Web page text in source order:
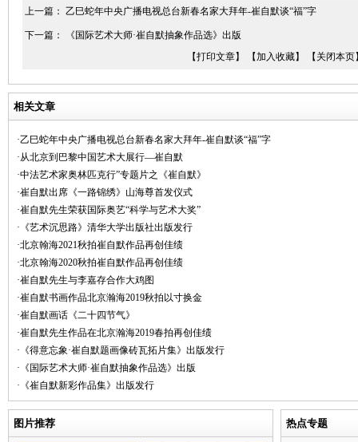
上一篇： 乙巳蛇年中央广播电视总台新春名家大拜年-崔自默谈“福”字
下一篇：
《国际艺术大师·崔自默抽象作品选》出版
【打印文章】
【加入收藏】 【关闭本页
相关文章
·乙巳蛇年中央广播电视总台新春名家大拜年-崔自默谈“福”字
·从北京到巴黎中国艺术大展行—崔自默
·中法艺术家奥林匹克行”专题片之《崔自默》
·崔自默出席《一路锦绣》山海尊首发仪式
·崔自默先生荣获国际奥艺“科学与艺术大奖”
·《艺术沉思路》清华大学出版社出版发行
·北京翰海2021秋拍崔自默作品再创佳绩
·北京翰海2020秋拍崔自默作品再创佳绩
·崔自默先生与李嘉存合作大鸡图
·崔自默书画作品北京瀚海2019秋拍以寸换金
·崔自默画话《二十四节气》
·崔自默先生作品在北京瀚海2019春拍再创佳绩
·《得意忘象·崔自默题画像砖瓦拓片集》出版发行
·《国际艺术大师·崔自默抽象作品选》出版
·《崔自默新彩作品集》出版发行
图片推荐 热点专题